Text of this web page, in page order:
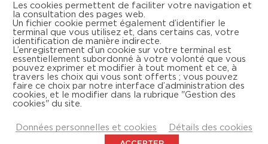
Retrouvez-nous aussi sur les réseaux sociaux
Les cookies permettent de faciliter votre navigation et
la consultation des pages web.
Un fichier cookie permet également d’identifier le
terminal que vous utilisez et, dans certains cas, votre
identification de manière indirecte.
L’enregistrement d’un cookie sur votre terminal est
essentiellement subordonné à votre volonté que vous
pouvez exprimer et modifier à tout moment et ce, à
travers les choix qui vous sont offerts ; vous pouvez
faire ce choix par notre interface d’administration des
cookies, et le modifier dans la rubrique "Gestion des
cookies" du site.
Données personnelles et cookies Détails des cookies